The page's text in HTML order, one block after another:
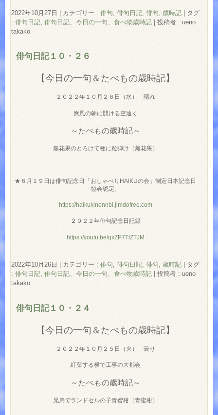
2022年10月27日 カテゴリー : 俳句 俳句日記 俳句, 歳時記
タグ
: 俳句日記 俳句日記、今日の一句、食べ物歳時記
投稿者 : ueno
takako
俳句日記１０・２６
【今日の一句＆たべもの歳時記】
２０２２年１０月２６日（水） 晴れ
爽風の朝に開ける空遠く
～たべもの歳時記～
無花果のとろけて種に粒弾け（無花果）
★８月１９日は俳句記念日「おしゃべりHAIKUの会」制定日本記念日
協会認定。
https://haikukinennbi.jimdofree.com
２０２２年俳句記念日記録
https://youtu.be/gxZP7TtZTJM
2022年10月26日 カテゴリー : 俳句, 俳句日記, 俳句, 歳時記
タグ
: 俳句日記, 俳句日記、今日の一句、食べ物歳時記
投稿者 : ueno
takako
俳句日記１０・２４
【今日の一句＆たべもの歳時記】
２０２２年１０月２５日（火） 曇り
紅葉する横で工事の大都会
～たべもの歳時記～
兄弟でランドセルの子青蜜柑（青蜜柑）